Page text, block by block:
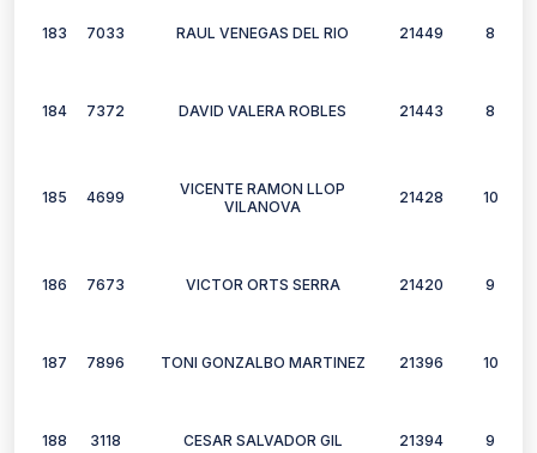
183 7033 RAUL VENEGAS DEL RIO 21449 8
184 7372 DAVID VALERA ROBLES 21443 8
185 4699
VICENTE RAMON LLOP
VILANOVA
21428 10
186 7673 VICTOR ORTS SERRA 21420 9
187 7896 TONI GONZALBO MARTINEZ 21396 10
188 3118 CESAR SALVADOR GIL 21394 9